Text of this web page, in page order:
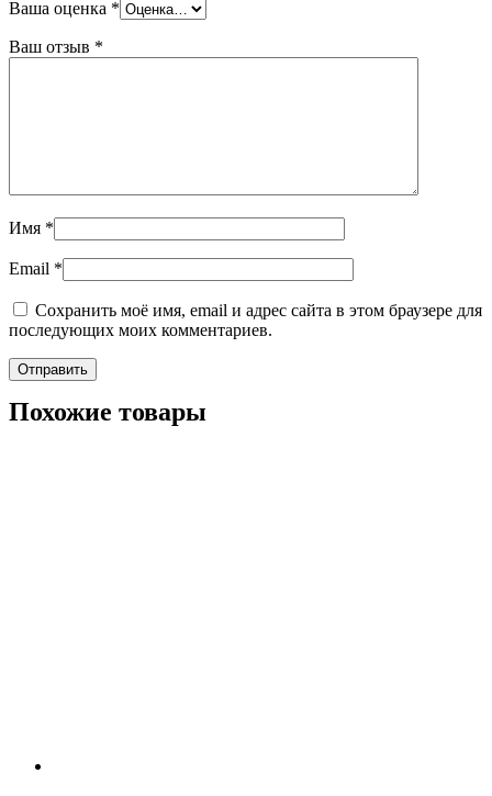
Ваша оценка *
Ваш отзыв *
Имя *
Email *
Сохранить моё имя, email и адрес сайта в этом браузере для
последующих моих комментариев.
Похожие товары